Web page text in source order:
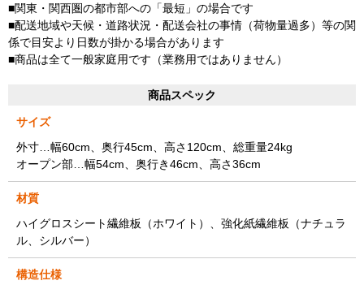
■関東・関西圏の都市部への「最短」の場合です
■配送地域や天候・道路状況・配送会社の事情（荷物量過多）等の関
係で目安より日数が掛かる場合があります
■商品は全て一般家庭用です（業務用ではありません）
商品スペック
サイズ
外寸…幅60cm、奥行45cm、高さ120cm、総重量24kg
オープン部…幅54cm、奥行き46cm、高さ36cm
材質
ハイグロスシート繊維板（ホワイト）、強化紙繊維板（ナチュラ
ル、シルバー）
構造仕様